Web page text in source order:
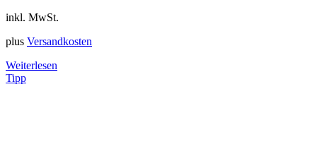
inkl. MwSt.
plus Versandkosten
Weiterlesen
Tipp